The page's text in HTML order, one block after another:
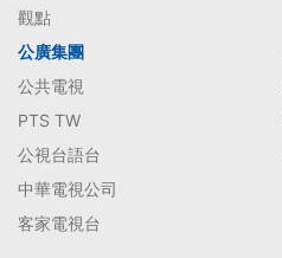
觀點
公廣集團
公共電視
PTS TW
公視台語台
中華電視公司
客家電視台